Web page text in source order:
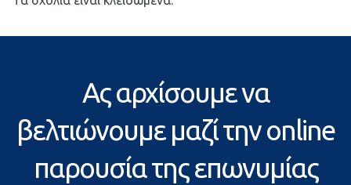
Ας αρχίσουμε να
βελτιώνουμε μαζί την online
παρουσία της επωνυμίας